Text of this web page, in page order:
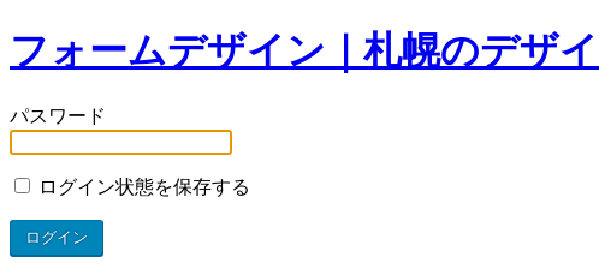
フォームデザイン｜札幌のデザ
パスワード
ログイン状態を保存する